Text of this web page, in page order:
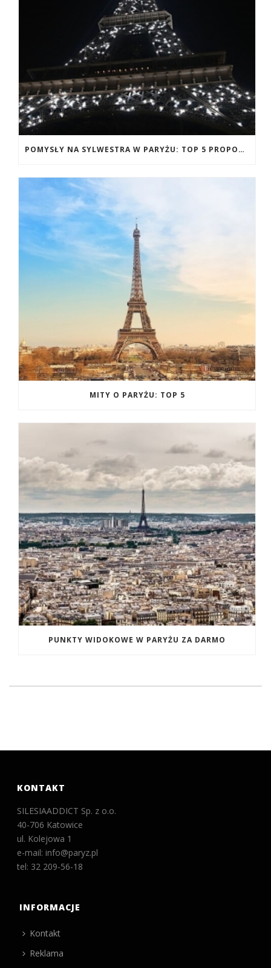
POMYSŁY NA SYLWESTRA W PARYŻU: TOP 5 PROPOZYCJI
MITY O PARYŻU: TOP 5
PUNKTY WIDOKOWE W PARYŻU ZA DARMO
KONTAKT
SILESIAADDICT Sp. z o.o.
40-706 Katowice
ul. Kolejowa 1
e-mail: info@paryz.pl
tel: 32 209-56-18
INFORMACJE
Kontakt
Reklama